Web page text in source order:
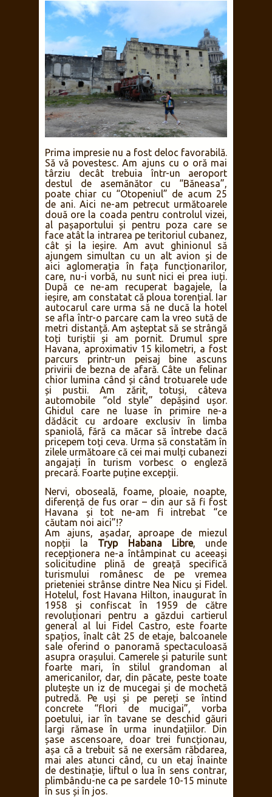
Prima impresie nu a fost deloc favorabilă.
Să vă povestesc. Am ajuns cu o oră mai
târziu decât trebuia într-un aeroport
destul de asemănător cu “Băneasa”,
poate chiar cu “Otopeniul” de acum 25
de ani. Aici ne-am petrecut următoarele
două ore la coada pentru controlul vizei,
al pașaportului și pentru poza care se
face atât la intrarea pe teritoriul cubanez,
cât și la ieșire. Am avut ghinionul să
ajungem simultan cu un alt avion și de
aici aglomerația în fața funcționarilor,
care, nu-i vorbă, nu sunt nici ei prea iuți.
După ce ne-am recuperat bagajele, la
ieșire, am constatat că ploua torențial. Iar
autocarul care urma să ne ducă la hotel
se afla într-o parcare cam la vreo sută de
metri distanță. Am așteptat să se strângă
toți turiștii și am pornit. Drumul spre
Havana, aproximativ 15 kilometri, a fost
parcurs printr-un peisaj bine ascuns
privirii de bezna de afară. Câte un felinar
chior lumina când și când trotuarele ude
și pustii. Am zărit, totuși, câteva
automobile “old style” depășind ușor.
Ghidul care ne luase în primire ne-a
dădăcit cu ardoare exclusiv în limba
spaniolă, fără ca măcar să întrebe dacă
pricepem toți ceva. Urma să constatăm în
zilele următoare că cei mai mulți cubanezi
angajați în turism vorbesc o engleză
precară. Foarte puține excepții.
Nervi, oboseală, foame, ploaie, noapte,
diferență de fus orar – din aur să fi fost
Havana și tot ne-am fi intrebat “ce
căutam noi aici”!?
Am ajuns, așadar, aproape de miezul
nopții la Tryp Habana Libre, unde
recepționera ne-a întâmpinat cu aceeași
solicitudine plină de greață specifică
turismului românesc de pe vremea
prieteniei strânse dintre Nea Nicu și Fidel.
Hotelul, fost Havana Hilton, inaugurat în
1958 și confiscat în 1959 de către
revoluționari pentru a găzdui cartierul
general al lui Fidel Castro, este foarte
spațios, înalt cât 25 de etaje, balcoanele
sale oferind o panoramă spectaculoasă
asupra orașului. Camerele și paturile sunt
foarte mari, în stilul grandoman al
americanilor, dar, din păcate, peste toate
plutește un iz de mucegai și de mochetă
putredă. Pe uși și pe pereți se întind
concrete “flori de mucigai”, vorba
poetului, iar în tavane se deschid găuri
largi rămase în urma inundațiilor. Din
șase ascensoare, doar trei funcționau,
așa că a trebuit să ne exersăm răbdarea,
mai ales atunci când, cu un etaj înainte
de destinație, liftul o lua în sens contrar,
plimbându-ne ca pe sardele 10-15 minute
în sus și în jos.